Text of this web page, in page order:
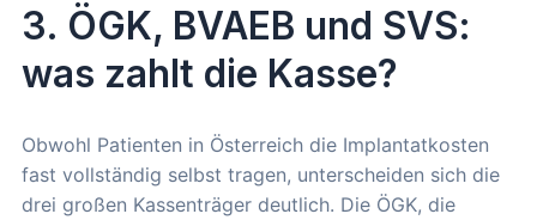
3. ÖGK, BVAEB und SVS:
was zahlt die Kasse?
Obwohl Patienten in Österreich die Implantatkosten
fast vollständig selbst tragen, unterscheiden sich die
drei großen Kassenträger deutlich. Die ÖGK, die